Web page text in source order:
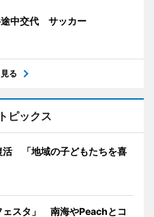
途中交代 サッカー
る
ピックス
活 「地域の子どもたちを喜
ェスタ」 南海やPeachとコ